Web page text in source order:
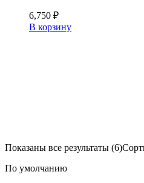
6,750 ₽
В корзину
Показаны все результаты (6)
По умолчанию